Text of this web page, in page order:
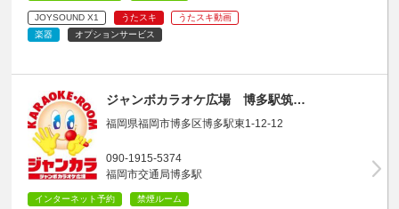
JOYSOUND X1 うたスキ
うたスキ動画
楽器
オプションサービス
ジャンボカラオケ広場 博多駅筑…
福岡県福岡市博多区博多駅東1-12-12
090-1915-5374
福岡市交通局博多駅
インターネット予約 禁煙ルーム